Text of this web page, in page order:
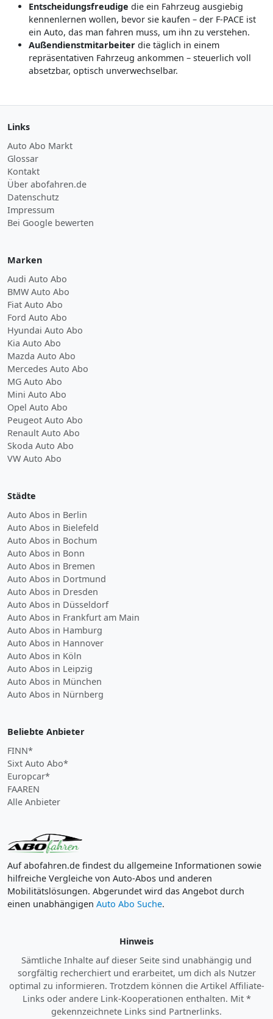
Entscheidungsfreudige die ein Fahrzeug ausgiebig
kennenlernen wollen, bevor sie kaufen – der F-PACE ist
ein Auto, das man fahren muss, um ihn zu verstehen.
Außendienstmitarbeiter die täglich in einem
repräsentativen Fahrzeug ankommen – steuerlich voll
absetzbar, optisch unverwechselbar.
Links
Auto Abo Markt
Glossar
Kontakt
Über abofahren.de
Datenschutz
Impressum
Bei Google bewerten
Marken
Audi Auto Abo
BMW Auto Abo
Fiat Auto Abo
Ford Auto Abo
Hyundai Auto Abo
Kia Auto Abo
Mazda Auto Abo
Mercedes Auto Abo
MG Auto Abo
Mini Auto Abo
Opel Auto Abo
Peugeot Auto Abo
Renault Auto Abo
Skoda Auto Abo
VW Auto Abo
Städte
Auto Abos in Berlin
Auto Abos in Bielefeld
Auto Abos in Bochum
Auto Abos in Bonn
Auto Abos in Bremen
Auto Abos in Dortmund
Auto Abos in Dresden
Auto Abos in Düsseldorf
Auto Abos in Frankfurt am Main
Auto Abos in Hamburg
Auto Abos in Hannover
Auto Abos in Köln
Auto Abos in Leipzig
Auto Abos in München
Auto Abos in Nürnberg
Beliebte Anbieter
FINN*
Sixt Auto Abo*
Europcar*
FAAREN
Alle Anbieter
Auf abofahren.de findest du allgemeine Informationen sowie
hilfreiche Vergleiche von Auto-Abos und anderen
Mobilitätslösungen. Abgerundet wird das Angebot durch
einen unabhängigen Auto Abo Suche.
Hinweis
Sämtliche Inhalte auf dieser Seite sind unabhängig und
sorgfältig recherchiert und erarbeitet, um dich als Nutzer
optimal zu informieren. Trotzdem können die Artikel Affiliate-
Links oder andere Link-Kooperationen enthalten. Mit *
gekennzeichnete Links sind Partnerlinks.